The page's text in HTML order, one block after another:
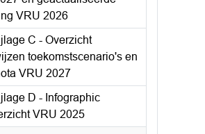
VRU 2026
C - Overzicht
toekomstscenario's en
VRU 2027
D - Infographic
VRU 2025